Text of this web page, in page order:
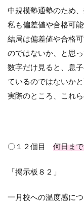
中規模塾通塾のため
私も偏差値や合格可
結局は偏差値や合格
のではないか、と思っ
数字だけ見ると、息
ているのではないかと
実際のところ、これ
〇１２個目 何日ま
「掲示板８２」
一月校への温度感に